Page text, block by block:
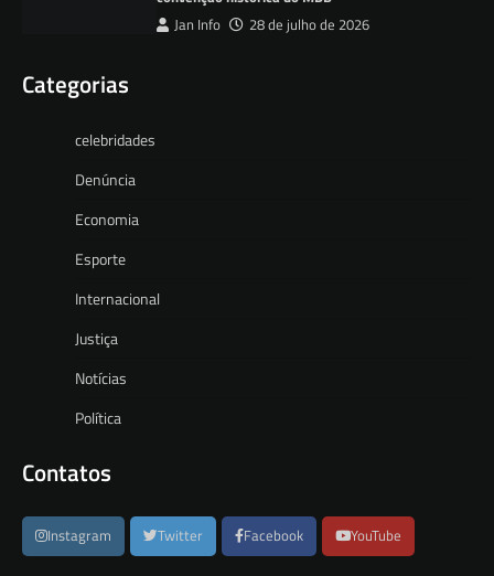
Jan Info 28 de julho de 2026
Categorias
celebridades
Denúncia
Economia
Esporte
Internacional
Justiça
Notícias
Política
Contatos
Instagram Twitter Facebook YouTube